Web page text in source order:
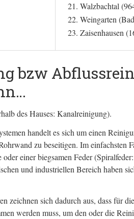
Walzbachtal
Weingarten
Zaisenhausen
bzw
des Hauses: Kanalreinigung).
handelt es sich um einen
zu beseitigen. Im einfachsten
einer biegsamen Feder
und industriellen Bereich haben
zeichnen sich dadurch aus, dass für
werden muss, um den oder die